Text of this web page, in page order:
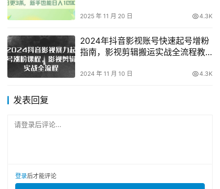
2025 年 11 月 20 日 4.3K
2024年抖音影视账号快速起号增粉
指南，影视剪辑搬运实战全流程教
2024 年 11 月 10 日 4.3K
发表回复
请登录后评论...
登录后才能评论